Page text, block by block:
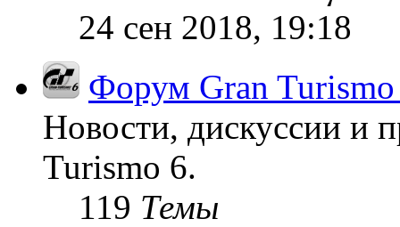
24 сен 2018, 19:18
Форум Gran
Новости, дискуссии и
Turismo 6.
119 Темы